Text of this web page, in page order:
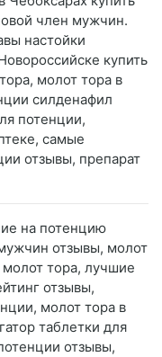
член мужчин.
настойки
купить
молот тора в
силденафил
потенции,
самые
отзывы, препарат
на потенцию
отзывы, молот
молот тора, лучшие
отзывы,
молот тора в
таблетки для
отзывы,